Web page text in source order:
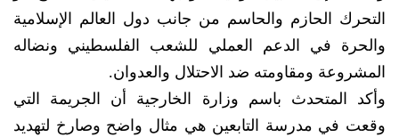
التحرك الحازم والحاسم من جانب دول العالم الإسلامية
والحرة في الدعم العملي للشعب الفلسطيني ونضاله
المشروعة ومقاومته ضد الاحتلال والعدوان.
وأكد المتحدث باسم وزارة الخارجية أن الجريمة التي
وقعت في مدرسة التابعين هي مثال واضح وصارخ لتهديد